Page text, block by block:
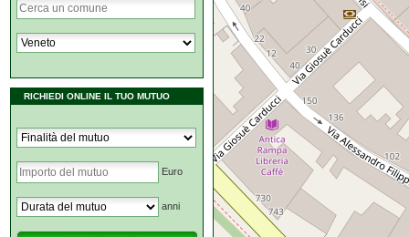
RICHIEDI ONLINE IL TUO MUTUO
Euro
anni